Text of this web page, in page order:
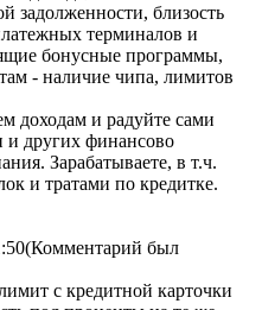
задолженности, близость
терминалов и
бонусные программы,
- наличие чипа, лимитов
доходам и радуйте сами
и других финансово
Зарабатываете, в т.ч.
и тратами по кредитке.
(Комментарий был
с кредитной карточки